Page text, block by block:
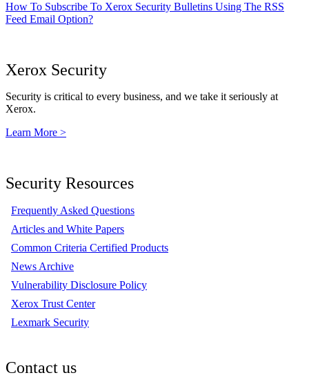
How To Subscribe To Xerox Security Bulletins Using The RSS
Feed Email Option?
Xerox Security
Security is critical to every business, and we take it seriously at
Xerox.
Learn More >
Security Resources
Frequently Asked Questions
Articles and White Papers
Common Criteria Certified Products
News Archive
Vulnerability Disclosure Policy
Xerox Trust Center
Lexmark Security
Contact us